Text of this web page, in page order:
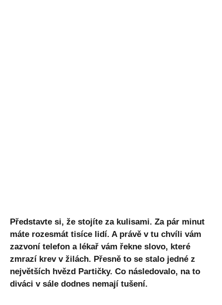
Představte si, že stojíte za kulisami. Za pár minut
máte rozesmát tisíce lidí. A právě v tu chvíli vám
zazvoní telefon a lékař vám řekne slovo, které
zmrazí krev v žilách. Přesně to se stalo jedné z
největších hvězd Partičky. Co následovalo, na to
diváci v sále dodnes nemají tušení.